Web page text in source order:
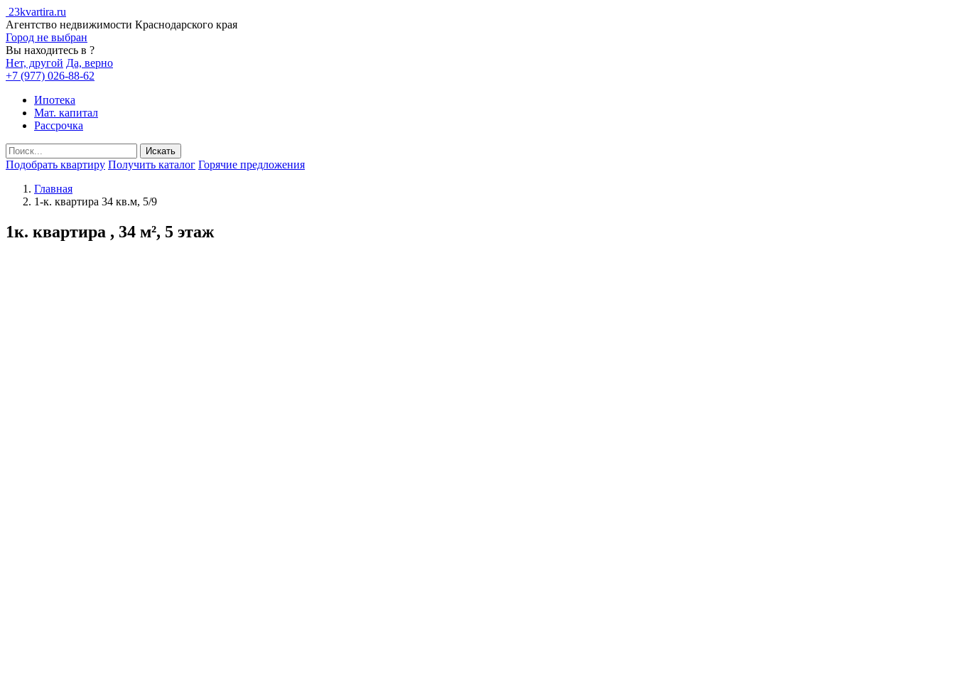
23kvartira.ru
Агентство недвижимости Краснодарского края
Город не выбран
Вы находитесь в ?
Нет, другой Да, верно
+7 (977) 026-88-62
Ипотека
Мат. капитал
Рассрочка
Подобрать квартиру Получить каталог Горячие предложения
Главная
1-к. квартира 34 кв.м, 5/9
1к. квартира , 34 м², 5 этаж